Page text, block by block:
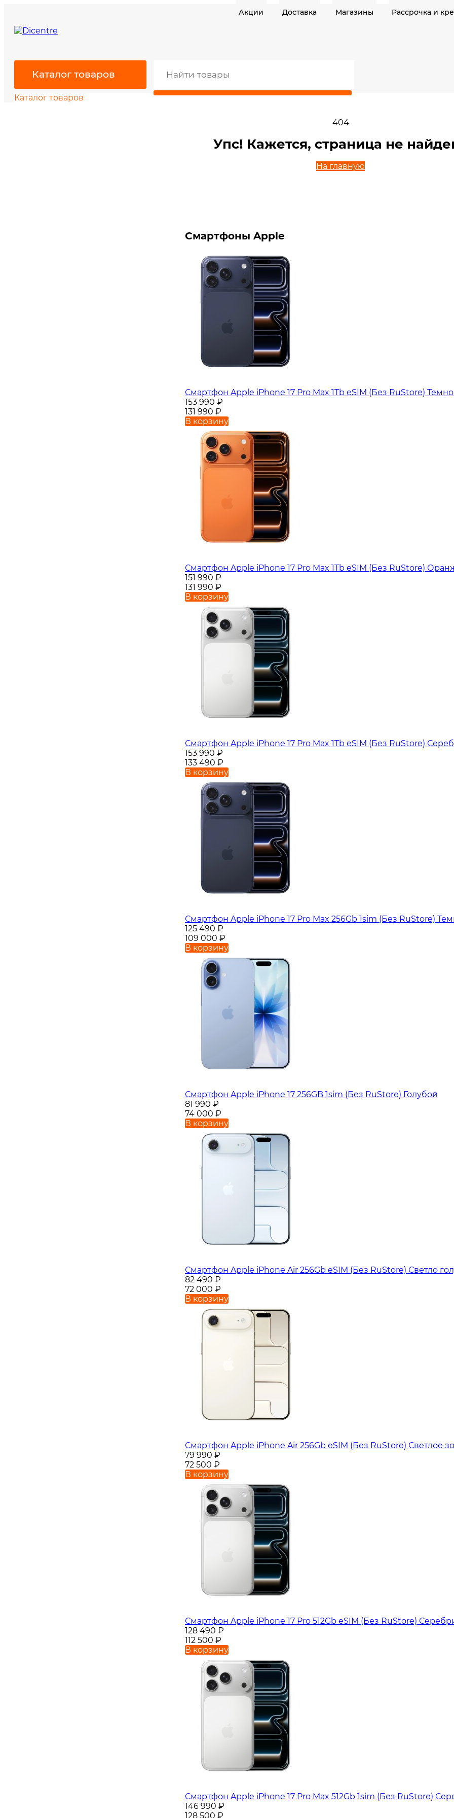
Акции Доставка Магазины Рассрочка и
Каталог товаров
Каталог товаров
404
Упс! Кажется, страница не
На главную
Смартфоны Apple
Смартфон Apple iPhone 17 Pro Max 1Tb eSIM (Без RuStore)
153 990 ₽
131 990 ₽
В корзину
Смартфон Apple iPhone 17 Pro Max 1Tb eSIM (Без RuStore)
151 990 ₽
131 990 ₽
В корзину
Смартфон Apple iPhone 17 Pro Max 1Tb eSIM (Без RuStore)
153 990 ₽
133 490 ₽
В корзину
Смартфон Apple iPhone 17 Pro Max 256Gb 1sim (Без RuStore)
125 490 ₽
109 000 ₽
В корзину
Смартфон Apple iPhone 17 256GB 1sim (Без RuStore) Голубой
81 990 ₽
74 000 ₽
В корзину
Смартфон Apple iPhone Air 256Gb eSIM (Без RuStore) Светло
82 490 ₽
72 000 ₽
В корзину
Смартфон Apple iPhone Air 256Gb eSIM (Без RuStore) Светлое
79 990 ₽
72 500 ₽
В корзину
Смартфон Apple iPhone 17 Pro 512Gb eSIM (Без RuStore)
128 490 ₽
112 500 ₽
В корзину
Смартфон Apple iPhone 17 Pro Max 512Gb 1sim (Без RuStore)
146 990 ₽
128 500 ₽